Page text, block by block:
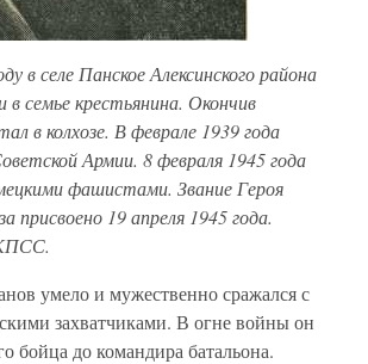
в селе Панское Алексинского района
в семье крестьянина. Окончив
в колхозе. В феврале 1939 года
Армии. 8 февраля 1945 года
фашистами. Звание Героя
присвоено 19 апреля 1945 года.
умело и мужественно сражался с
захватчиками. В огне войны он
бойца до командира батальона.